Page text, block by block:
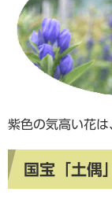
紫色の気高い花は
国宝「土偶